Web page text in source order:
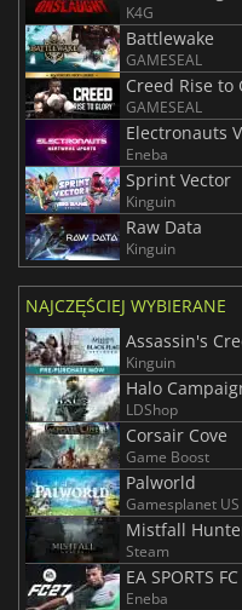
K4G
Battlewake
GAMESEAL
Creed Rise to
GAMESEAL
Electronauts
Eneba
Sprint Vector
Kinguin
Raw Data
Kinguin
NAJCZĘŚCIEJ WYBIERANE
Assassin's
Kinguin
Halo
LDShop
Corsair Cove
Game Boost
Palworld
Gamesplanet US
Mistfall
Steam
EA SPORTS
Eneba